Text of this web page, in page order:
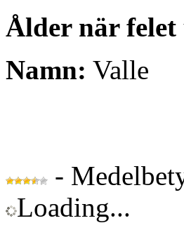
Ålder när
Namn: Valle
-
Loading...